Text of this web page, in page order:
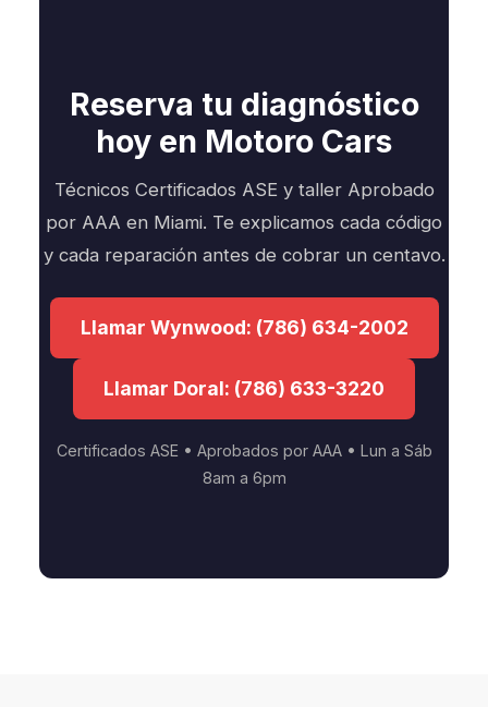
Reserva tu diagnóstico
hoy en Motoro Cars
Técnicos Certificados ASE y taller Aprobado
por AAA en Miami. Te explicamos cada código
y cada reparación antes de cobrar un centavo.
Llamar Wynwood: (786) 634-2002
Llamar Doral: (786) 633-3220
Certificados ASE • Aprobados por AAA • Lun a Sáb
8am a 6pm